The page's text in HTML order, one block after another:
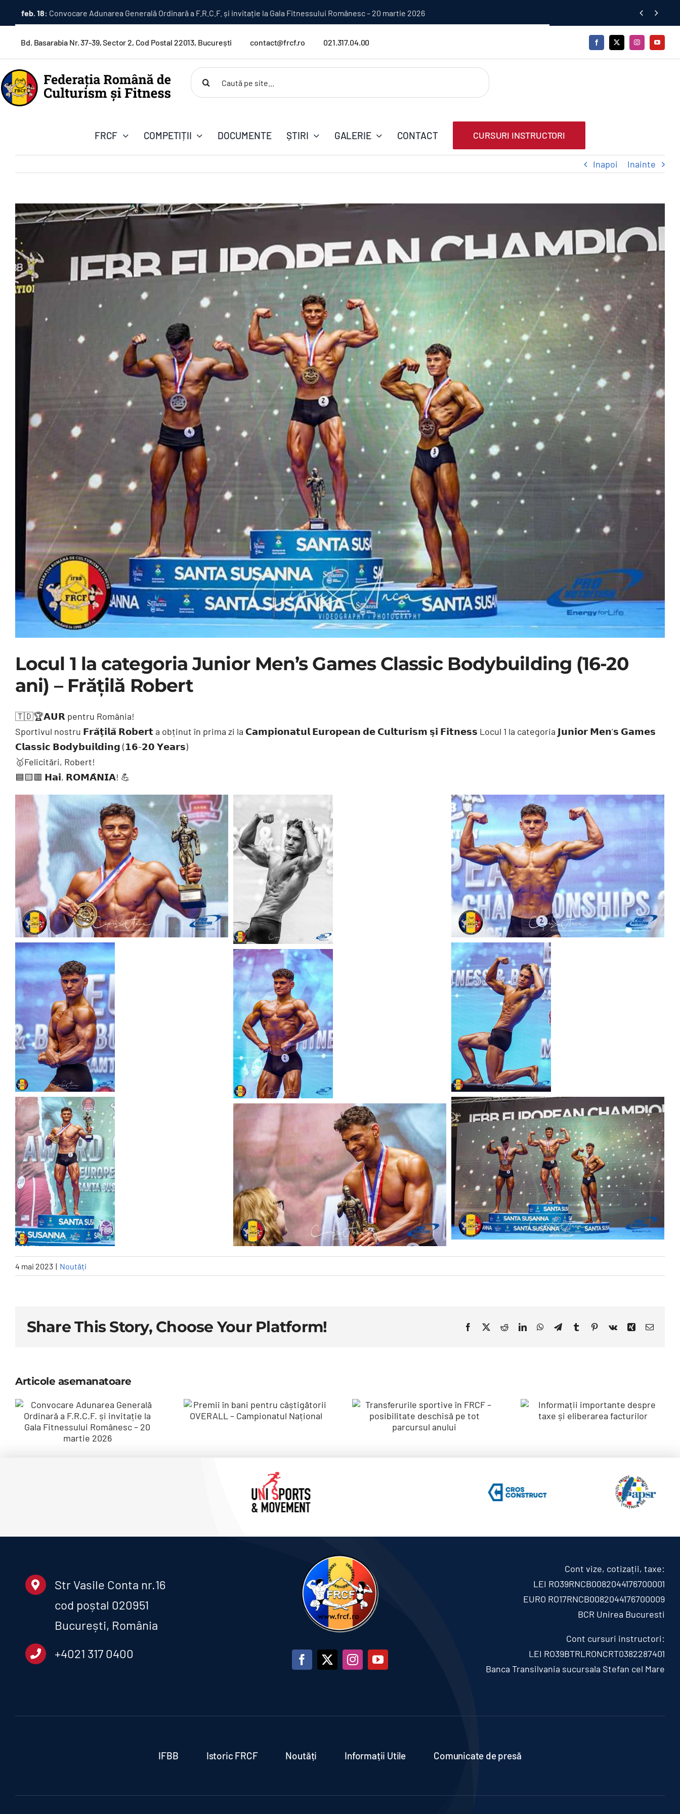
content
feb. 16: Premii în bani pentru câștigătorii OVERALL – Campionatul Național  
Bd. Basarabia Nr. 37-39, Sector 2, Cod Postal 22013, București contact@frcf.ro 021.317.04.00
Cautare...
FRCF COMPETIȚII DOCUMENTE ȘTIRI GALERIE CONTACT CURSURI INSTRUCTORI
Inapoi Inainte
View
Larger
Image
Locul 1 la categoria Junior Men’s Games Classic Bodybuilding (16-20
ani) – Frățilă Robert
🇹🇩🏆𝗔𝗨𝗥 pentru România!
Sportivul nostru 𝗙𝗿𝗮̆𝘁̦𝗶𝗹𝗮̆ 𝗥𝗼𝗯𝗲𝗿𝘁 a obținut în prima zi la 𝗖𝗮𝗺𝗽𝗶𝗼𝗻𝗮𝘁𝘂𝗹 𝗘𝘂𝗿𝗼𝗽𝗲𝗮𝗻 𝗱𝗲 𝗖𝘂𝗹𝘁𝘂𝗿𝗶𝘀𝗺 𝘀̦𝗶 𝗙𝗶𝘁𝗻𝗲𝘀𝘀 Locul 1 la categoria 𝗝𝘂𝗻𝗶𝗼𝗿 𝗠𝗲𝗻’𝘀 𝗚𝗮𝗺𝗲𝘀
𝗖𝗹𝗮𝘀𝘀𝗶𝗰 𝗕𝗼𝗱𝘆𝗯𝘂𝗶𝗹𝗱𝗶𝗻𝗴 (𝟭𝟲-𝟮𝟬 𝗬𝗲𝗮𝗿𝘀)
🥇Felicitări, Robert!
🟦🟨🟥 𝗛𝗮𝗶, 𝗥𝗢𝗠𝗔̂𝗡𝗜𝗔! 💪
4 mai 2023 | Noutăți
Share This Story, Choose Your Platform! Facebook
X RedditLinkedInWhatsApp
TelegramTumblrPinterest
Vk Xing E-
Articole asemanatoare
Convocare
Adunarea
Generală
Premii în bani
pentru
Campionatul
Național
Transferurile
sportive în
Informații
importante
facturilor
Str Vasile Conta nr.16
cod poștal 020951
București, România
+4021 317 0400
Cont vize, cotizații, taxe:
LEI RO39RNCB0082044176700001
EURO RO17RNCB0082044176700009
BCR Unirea Bucuresti
Cont cursuri instructori:
LEI RO39BTRLRONCRT0382287401
Banca Transilvania sucursala Stefan cel Mare
IFBB Istoric FRCF Noutăți Informații Utile Comunicate de presă